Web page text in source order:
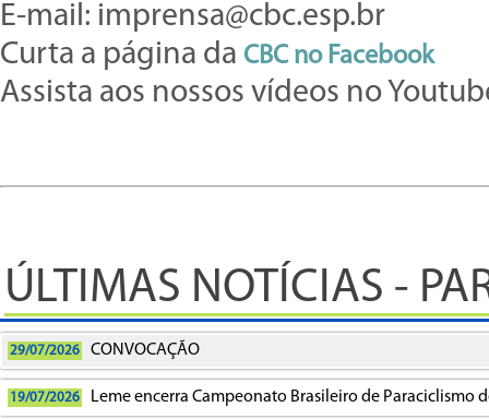
E-mail: imprensa@cbc.esp.br
Curta a página da CBC no Facebook
Assista aos nossos vídeos no
ÚLTIMAS NOTÍCIAS -
29/07/2026 CONVOCAÇÃO
19/07/2026 Leme encerra Campeonato Brasileiro de Paraciclismo